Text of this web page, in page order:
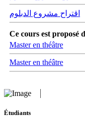
اقتراح مشروع الدبلوم
Ce cours est proposé
Master en théâtre
Master en théâtre
Étudiants